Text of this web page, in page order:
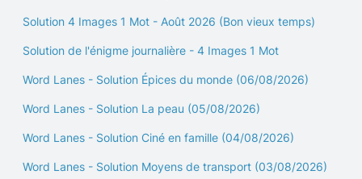
Solution 4 Images 1 Mot - Août 2026 (Bon vieux temps)
Solution de l'énigme journalière - 4 Images 1 Mot
Word Lanes - Solution Épices du monde (06/08/2026)
Word Lanes - Solution La peau (05/08/2026)
Word Lanes - Solution Ciné en famille (04/08/2026)
Word Lanes - Solution Moyens de transport (03/08/2026)